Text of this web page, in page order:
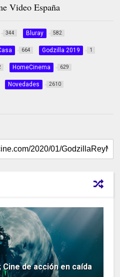
Video España
344 Bluray 582
664 Godzilla 2019 1
HomeCinema 629
Novedades 2610
de acción en caída